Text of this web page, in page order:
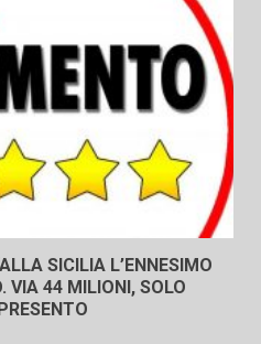
SICILIA L’ENNESIMO
VIA 44 MILIONI, SOLO